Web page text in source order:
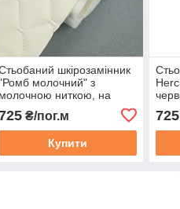
шкірозамінник
молочний" з
молочною ниткою, на
поролоні 7мм, флізеліні,
шир.1,35м Туреччина
₴/пог.м
Купити
725